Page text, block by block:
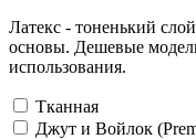
Латекс - тоненький
основы. Дешевые
использования.
Тканная
Джут и Войлок